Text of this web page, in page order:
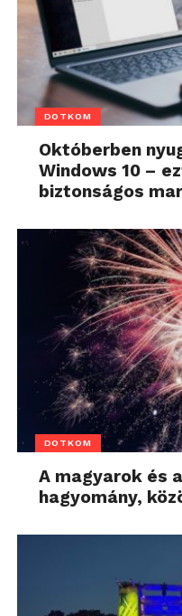
DOTKOM
Októberben
Windows 10 –
biztonságos
DOTKOM
A magyarok és
hagyomány,